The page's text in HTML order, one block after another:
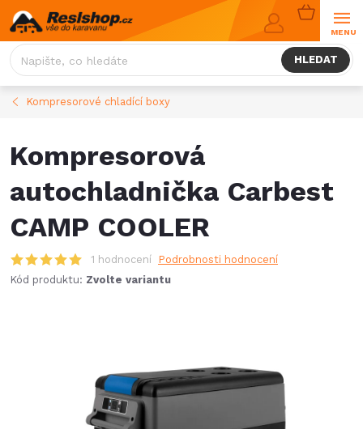
Přejít
na
obsah
HLEDAT
NÁKUPNÍ
KOŠÍK
Kompresorové chladící boxy
Kompresorová
autochladnička Carbest
CAMP COOLER
1 hodnocení
Podrobnosti hodnocení
Kód produktu: Zvolte variantu